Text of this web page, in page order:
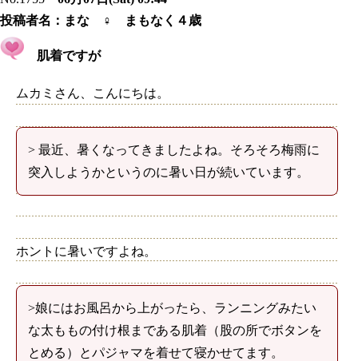
投稿者名： まな ♀ まもなく４歳
肌着ですが
ムカミさん、こんにちは。
> 最近、暑くなってきましたよね。そろそろ梅雨に
突入しようかというのに暑い日が続いています。
ホントに暑いですよね。
>娘にはお風呂から上がったら、ランニングみたい
な太ももの付け根まである肌着（股の所でボタンを
とめる）とパジャマを着せて寝かせてます。